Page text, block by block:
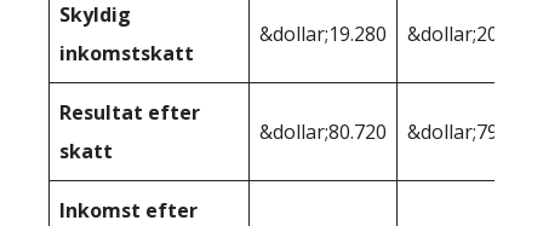
Skyldig
inkomstskatt
&dollar;19.280 &dollar;20.567
Resultat efter
skatt
&dollar;80.720 &dollar;79.433
Inkomst efter